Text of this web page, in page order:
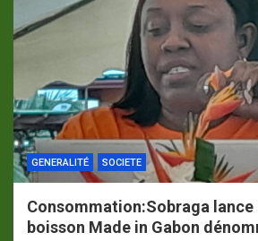
GENERALITÉ SOCIETE
Consommation:Sobraga lance
boisson Made in Gabon